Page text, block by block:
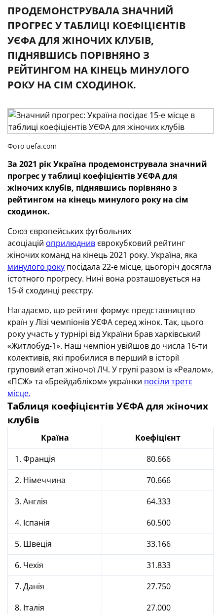
ПРОДЕМОНСТРУВАЛА ЗНАЧНИЙ
ПРОГРЕС У ТАБЛИЦІ КОЕФІЦІЄНТІВ
УЄФА ДЛЯ ЖІНОЧИХ КЛУБІВ,
ПІДНЯВШИСЬ ПОРІВНЯНО З
РЕЙТИНГОМ НА КІНЕЦЬ МИНУЛОГО
РОКУ НА СІМ СХОДИНОК.
Фото uefa.com
За 2021 рік Україна продемонструвала значний
прогрес у таблиці коефіцієнтів УЄФА для
жіночих клубів, піднявшись порівняно з
рейтингом на кінець минулого року на сім
сходинок.
Союз європейських футбольних
асоціацій оприлюднив єврокубковий рейтинг
жіночих команд на кінець 2021 року. Україна, яка
минулого року посідала 22-е місце, цьогоріч досягла
істотного прогресу. Нині вона розташовується на
15-й сходинці реєстру.
Нагадаємо, що рейтинг формує представництво
країн у Лізі чемпіонів УЄФА серед жінок. Так, цього
року участь у турнірі від України брав харківський
«Житлобуд-1». Наш чемпіон увійшов до числа 16-ти
колективів, які пробилися в перший в історії
груповий етап жіночої ЛЧ. У групі разом із «Реалом»,
«ПСЖ» та «Брейдабліком» українки посіли третє
місце.
Таблиця коефіцієнтів УЄФА для жіночих
клубів
Країна
Коефіцієнт
1. Франція
80.666
2. Німеччина
70.666
3. Англія
64.333
4. Іспанія
60.500
5. Швеція
33.166
6. Чехія
31.833
7. Данія
27.750
8. Італія
27.000